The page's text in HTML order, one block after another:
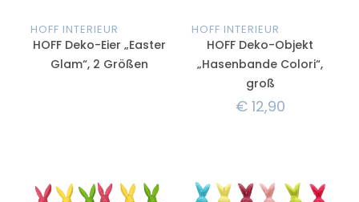
HOFF INTERIEUR
HOFF Deko-Eier „Easter
Glam“, 2 Größen
HOFF INTERIEUR
HOFF Deko-Objekt
„Hasenbande Colori“,
groß
€12,90